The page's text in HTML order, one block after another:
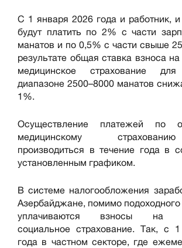
С 1 января 2026 года и работник, и
будут платить по 2% с части
манатов и по 0,5% с части свыше
результате общая ставка взноса
медицинское страхование
диапазоне 2500–8000 манатов
1%.
Осуществление платежей по
медицинскому
производиться в течение года в
установленным графиком.
В системе налогообложения
Азербайджане, помимо подоходного
уплачиваются взносы на
социальное страхование. Так, с
года в частном секторе, где